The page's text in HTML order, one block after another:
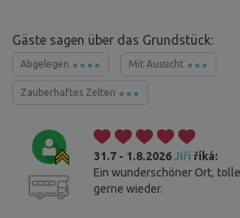
Gäste sagen über das Grundstück:
Abgelegen Mit Aussicht
Zauberhaftes Zelten
31.7 - 1.8.2026Jiří říká:
Ein wunderschöner Ort,
gerne wieder.